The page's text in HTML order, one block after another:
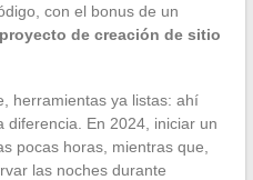
con el bonus de un
proyecto de creación de sitio
herramientas ya listas: ahí
diferencia. En 2024, iniciar un
pocas horas, mientras que,
las noches durante